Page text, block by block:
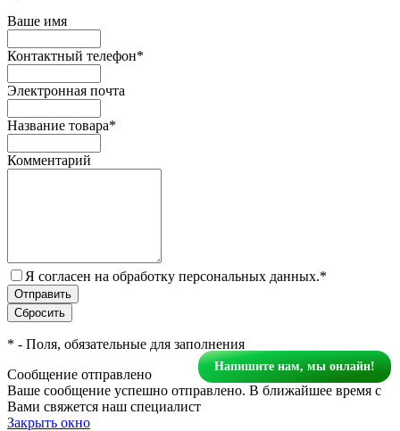
Ваше имя
Контактный телефон*
Электронная почта
Название товара*
Комментарий
Я согласен на обработку персональных данных.*
* - Поля, обязательные для заполнения
Сообщение отправлено
Ваше сообщение успешно отправлено. В ближайшее время с
Вами свяжется наш специалист
Закрыть окно
Напишите нам, мы онлайн!